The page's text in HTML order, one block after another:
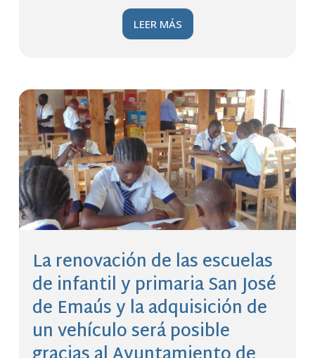
LEER MÁS
La renovación de las escuelas
de infantil y primaria San José
de Emaús y la adquisición de
un vehículo será posible